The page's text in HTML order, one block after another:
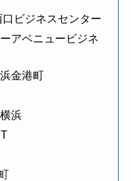
ビジネスセンター
アベニュービジネ
金港町
浜